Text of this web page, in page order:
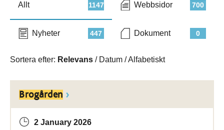
1147
Allt 700
Webbsidor
447
Nyheter 0
Dokument
Sortera efter: Relevans / Datum /Alfabetiskt
Brogården
2 January 2026